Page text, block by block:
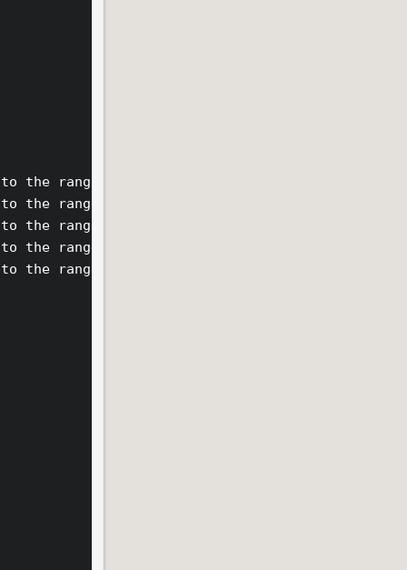
the range of the servo
the range of the servo
the range of the servo
the range of the servo
the range of the servo